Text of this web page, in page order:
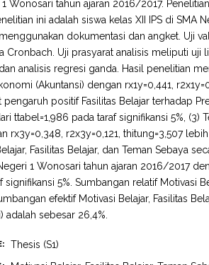
1 Wonosari tahun ajaran 2016/2017.
ini adalah siswa kelas XII IPS di
dokumentasi dan angket. Uji
Cronbach. Uji prasyarat analisis meliputi uji
analisis regresi ganda. Hasil penelitian
(Akuntansi) dengan rx1y=0,441,
pengaruh positif Fasilitas Belajar terhadap
ttabel=1,986 pada taraf signifikansi 5%,
rx3y=0,348, r2x3y=0,121, thitung=3,507
Fasilitas Belajar, dan Teman Sebaya
1 Wonosari tahun ajaran 2016/2017
signifikansi 5%. Sumbangan relatif Motivasi
efektif Motivasi Belajar, Fasilitas
adalah sebesar 26,4%.
Thesis (S1)